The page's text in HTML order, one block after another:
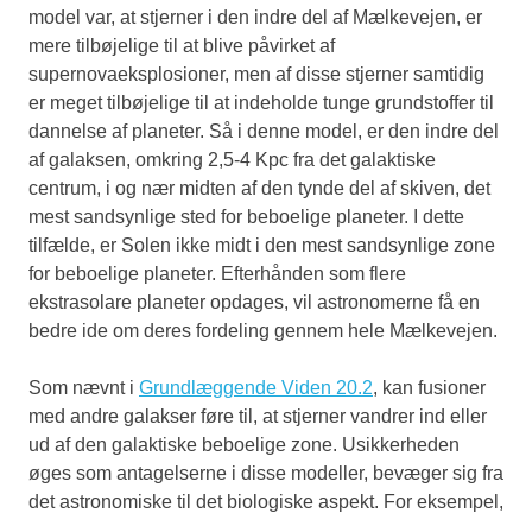
model var, at stjerner i den indre del af Mælkevejen, er
mere tilbøjelige til at blive påvirket af
supernovaeksplosioner, men af disse stjerner samtidig
er meget tilbøjelige til at indeholde tunge grundstoffer til
dannelse af planeter. Så i denne model, er den indre del
af galaksen, omkring 2,5-4 Kpc fra det galaktiske
centrum, i og nær midten af den tynde del af skiven, det
mest sandsynlige sted for beboelige planeter. I dette
tilfælde, er Solen ikke midt i den mest sandsynlige zone
for beboelige planeter. Efterhånden som flere
ekstrasolare planeter opdages, vil astronomerne få en
bedre ide om deres fordeling gennem hele Mælkevejen.
Som nævnt i Grundlæggende Viden 20.2, kan fusioner
med andre galakser føre til, at stjerner vandrer ind eller
ud af den galaktiske beboelige zone. Usikkerheden
øges som antagelserne i disse modeller, bevæger sig fra
det astronomiske til det biologiske aspekt. For eksempel,